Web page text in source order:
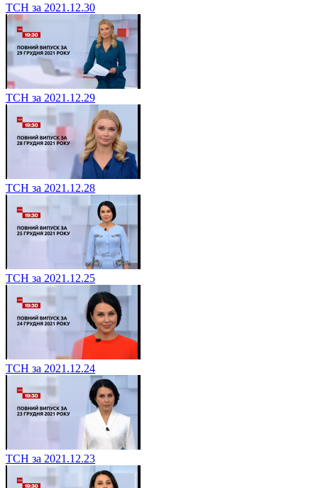
ТСН за 2021.12.30
ТСН за 2021.12.29
ТСН за 2021.12.28
ТСН за 2021.12.25
ТСН за 2021.12.24
ТСН за 2021.12.23